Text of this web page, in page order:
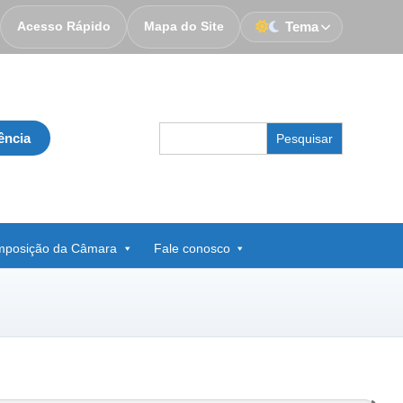
Acesso Rápido Mapa do Site Tema
for:
da Câmara Fale conosco